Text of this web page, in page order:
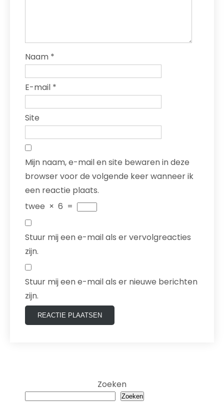
Naam *
E-mail *
Site
Mijn naam, e-mail en site bewaren in deze
browser voor de volgende keer wanneer ik
een reactie plaats.
twee × 6 =
Stuur mij een e-mail als er vervolgreacties
zijn.
Stuur mij een e-mail als er nieuwe berichten
zijn.
Zoeken
Zoeken